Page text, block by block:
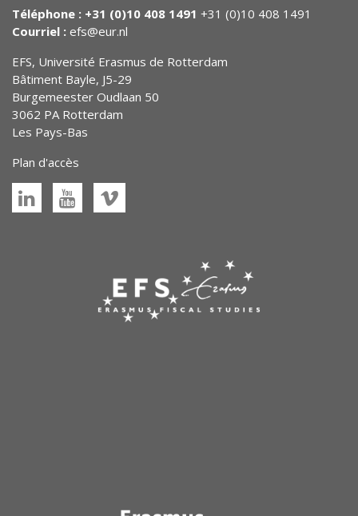
Téléphone : +31 (0)10 408 1491 +31 (0)10 408 1491
Courriel : efs@eur.nl
EFS, Université Erasmus de Rotterdam
Bâtiment Bayle, J5-29
Burgemeester Oudlaan 50
3062 PA Rotterdam
Les Pays-Bas
Plan d'accès